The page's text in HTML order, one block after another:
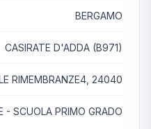
BERGAMO
CASIRATE D'ADDA (B971)
RIMEMBRANZE4, 24040
- SCUOLA PRIMO GRADO